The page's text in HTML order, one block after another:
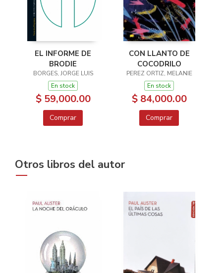
EL INFORME DE
BRODIE
BORGES, JORGE LUIS
En stock
$ 59,000.00
Comprar
CON LLANTO DE
COCODRILO
PEREZ ORTIZ, MELANIE
En stock
$ 84,000.00
Comprar
Otros libros del autor